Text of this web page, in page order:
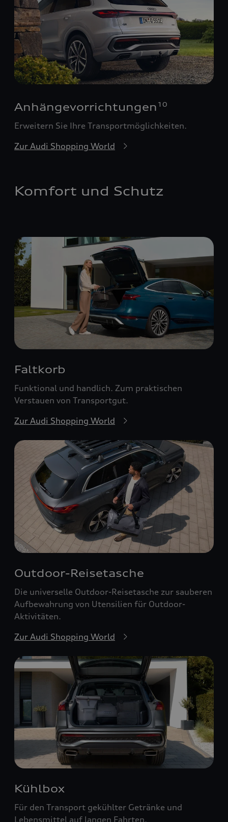
Anhängevorrichtungen 10
Erweitern Sie Ihre Transportmöglichkeiten.
Zur Audi Shopping World
Komfort und Schutz
Faltkorb
Funktional und handlich. Zum praktischen
Verstauen von Transportgut.
Zur Audi Shopping World
Outdoor-Reisetasche
Die universelle Outdoor-Reisetasche zur sauberen
Aufbewahrung von Utensilien für Outdoor-
Aktivitäten.
Zur Audi Shopping World
Kühlbox
Für den Transport gekühlter Getränke und
Lebensmittel auf langen Fahrten.